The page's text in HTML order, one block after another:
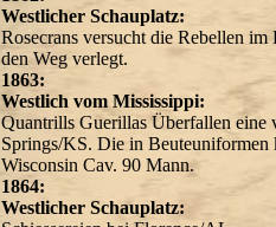
Westlicher Schauplatz:
Rosecrans versucht die Rebellen
den Weg verlegt.
1863:
Westlich vom Mississippi:
Quantrills Guerillas Überfallen
Springs/KS. Die in Beuteuniformen
Wisconsin Cav. 90 Mann.
1864:
Westlicher Schauplatz: